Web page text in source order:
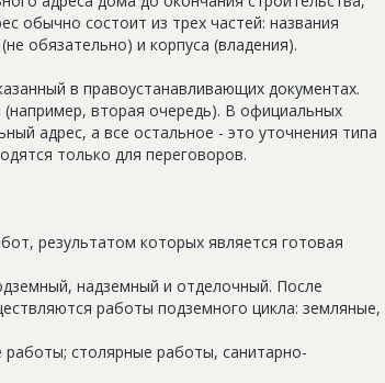
обычно состоит из трех частей: названия
обязательно) и корпуса (владения).
в правоустанавливающих документах.
вторая очередь). В официальных
адрес, а все остальное - это уточнения типа
только для переговоров.
результатом которых является готовая
надземный и отделочный. После
работы подземного цикла: земляные,
столярные работы, санитарно-